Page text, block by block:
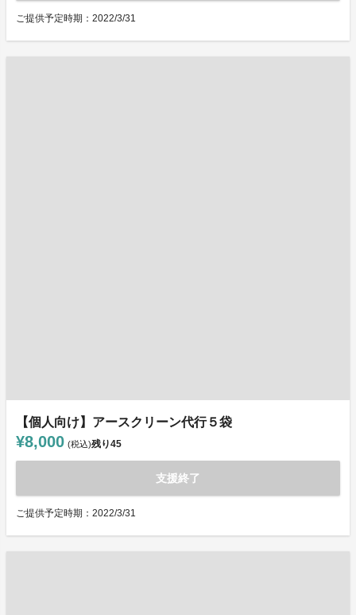
ご提供予定時期：2022/3/31
【個人向け】アースクリーン代行５袋
¥8,000 (税込)残り45
支援終了
ご提供予定時期：2022/3/31